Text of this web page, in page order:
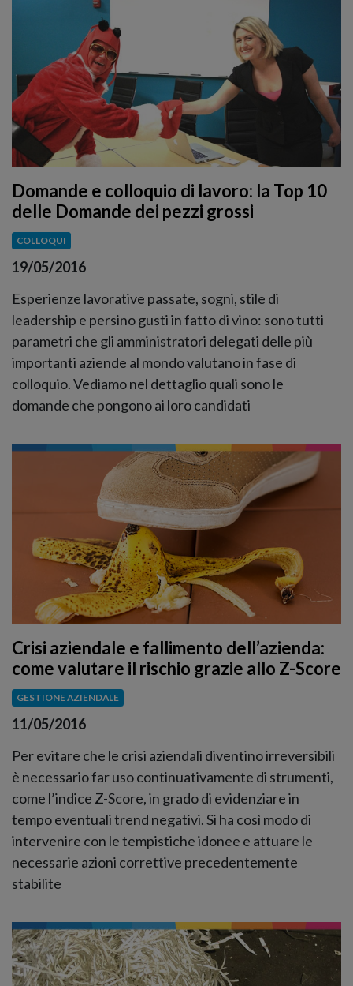
Domande e colloquio di lavoro: la Top 10
delle Domande dei pezzi grossi
COLLOQUI
19/05/2016
Esperienze lavorative passate, sogni, stile di
leadership e persino gusti in fatto di vino: sono tutti
parametri che gli amministratori delegati delle più
importanti aziende al mondo valutano in fase di
colloquio. Vediamo nel dettaglio quali sono le
domande che pongono ai loro candidati
Crisi aziendale e fallimento dell’azienda:
come valutare il rischio grazie allo Z-Score
GESTIONE AZIENDALE
11/05/2016
Per evitare che le crisi aziendali diventino irreversibili
è necessario far uso continuativamente di strumenti,
come l’indice Z-Score, in grado di evidenziare in
tempo eventuali trend negativi. Si ha così modo di
intervenire con le tempistiche idonee e attuare le
necessarie azioni correttive precedentemente
stabilite